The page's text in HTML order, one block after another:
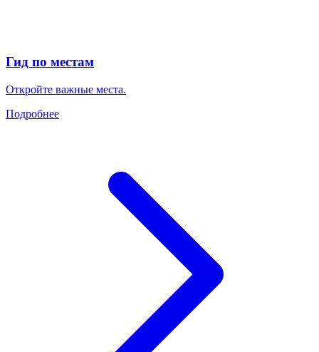
Гид по местам
Откройте важные места.
Подробнее